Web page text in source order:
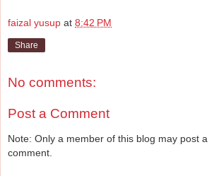
faizal yusup at 8:42 PM
Share
No comments:
Post a Comment
Note: Only a member of this blog may post a
comment.